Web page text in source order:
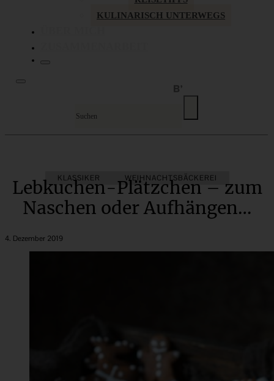
KULINARISCH UNTERWEGS
KLASSIKER WEIHNACHTSBÄCKEREI
Lebkuchen-Plätzchen – zum
Naschen oder Aufhängen…
4. Dezember 2019